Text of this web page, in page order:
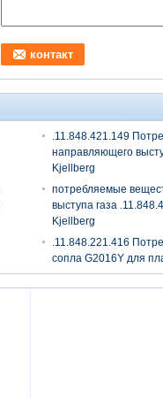
.11.848.421.149
направляющего
Kjellberg
потребляемые
выступа газа
Kjellberg
.11.848.221.416
сопла G2016Y для